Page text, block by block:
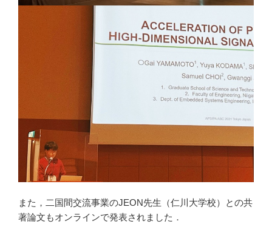
また，二国間交流事業のJEON先生（仁川大学校）との共
著論文もオンラインで発表されました．